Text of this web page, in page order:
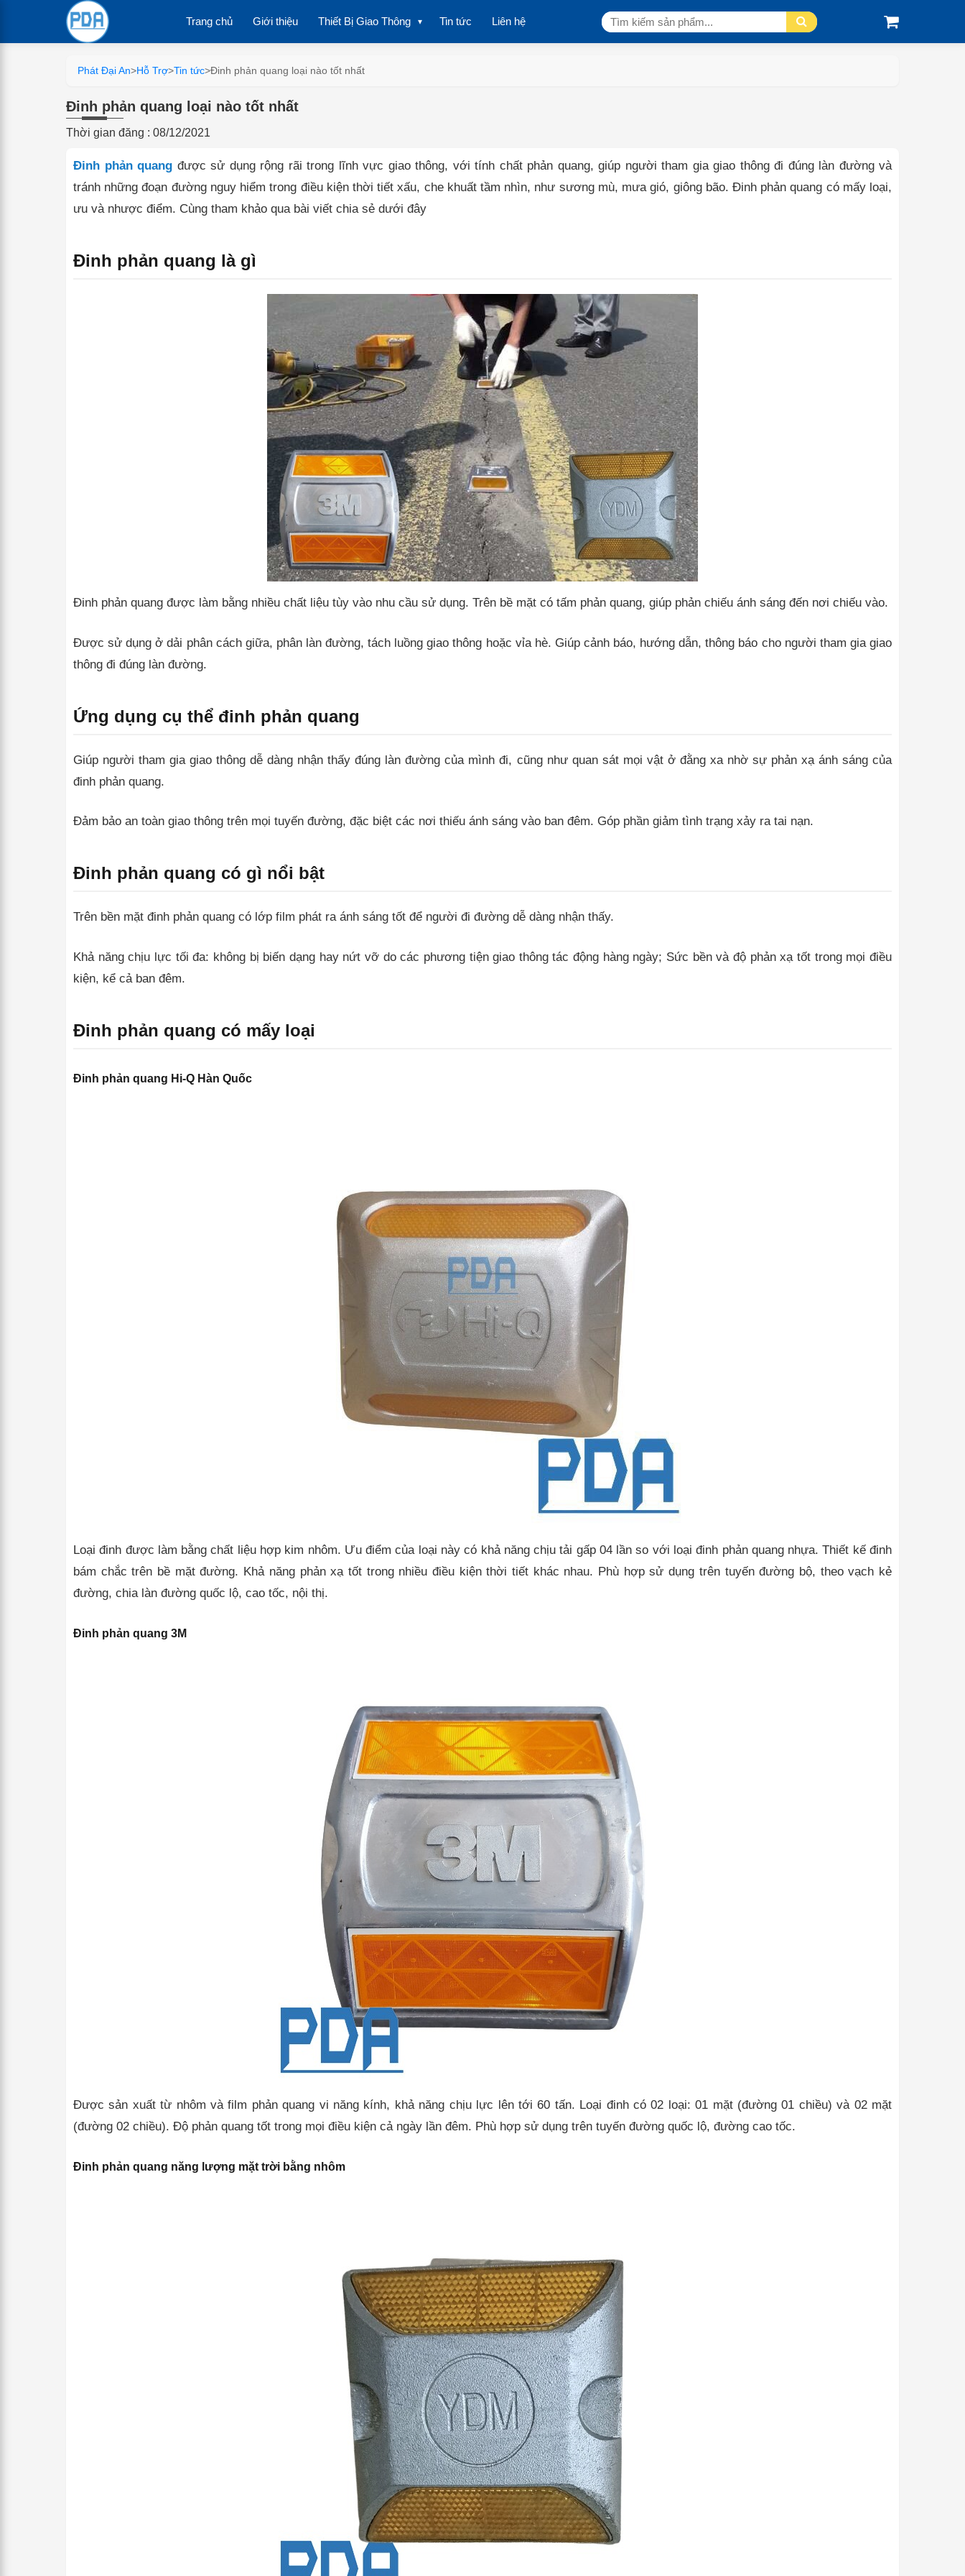
Trang chủ Giới thiệu Thiết Bị Giao Thông Tin tức Liên hệ
Tìm
kiếm:
Phát Đại An>Hỗ Trợ>Tin tức>Đinh phản quang loại nào tốt nhất
Đinh phản quang loại nào tốt nhất
Thời gian đăng : 08/12/2021
Đinh phản quang được sử dụng rộng rãi trong lĩnh vực giao thông, với tính chất phản quang, giúp người tham gia giao thông đi đúng làn đường và
tránh những đoạn đường nguy hiểm trong điều kiện thời tiết xấu, che khuất tầm nhìn, như sương mù, mưa gió, giông bão. Đinh phản quang có mấy loại,
ưu và nhược điểm. Cùng tham khảo qua bài viết chia sẻ dưới đây
Đinh phản quang là gì
Đinh phản quang được làm bằng nhiều chất liệu tùy vào nhu cầu sử dụng. Trên bề mặt có tấm phản quang, giúp phản chiếu ánh sáng đến nơi chiếu vào.
Được sử dụng ở dải phân cách giữa, phân làn đường, tách luồng giao thông hoặc vỉa hè. Giúp cảnh báo, hướng dẫn, thông báo cho người tham gia giao
thông đi đúng làn đường.
Ứng dụng cụ thể đinh phản quang
Giúp người tham gia giao thông dễ dàng nhận thấy đúng làn đường của mình đi, cũng như quan sát mọi vật ở đằng xa nhờ sự phản xạ ánh sáng của
đinh phản quang.
Đảm bảo an toàn giao thông trên mọi tuyến đường, đặc biệt các nơi thiếu ánh sáng vào ban đêm. Góp phần giảm tình trạng xảy ra tai nạn.
Đinh phản quang có gì nổi bật
Trên bền mặt đinh phản quang có lớp film phát ra ánh sáng tốt để người đi đường dễ dàng nhận thấy.
Khả năng chịu lực tối đa: không bị biến dạng hay nứt vỡ do các phương tiện giao thông tác động hàng ngày; Sức bền và độ phản xạ tốt trong mọi điều
kiện, kể cả ban đêm.
Đinh phản quang có mấy loại
Đinh phản quang Hi-Q Hàn Quốc
Loại đinh được làm bằng chất liệu hợp kim nhôm. Ưu điểm của loại này có khả năng chịu tải gấp 04 lần so với loại đinh phản quang nhựa. Thiết kế đinh
bám chắc trên bề mặt đường. Khả năng phản xạ tốt trong nhiều điều kiện thời tiết khác nhau. Phù hợp sử dụng trên tuyến đường bộ, theo vạch kẻ
đường, chia làn đường quốc lộ, cao tốc, nội thị.
Đinh phản quang 3M
Được sản xuất từ nhôm và film phản quang vi năng kính, khả năng chịu lực lên tới 60 tấn. Loại đinh có 02 loại: 01 mặt (đường 01 chiều) và 02 mặt
(đường 02 chiều). Độ phản quang tốt trong mọi điều kiện cả ngày lần đêm. Phù hợp sử dụng trên tuyến đường quốc lộ, đường cao tốc.
Đinh phản quang năng lượng mặt trời bằng nhôm